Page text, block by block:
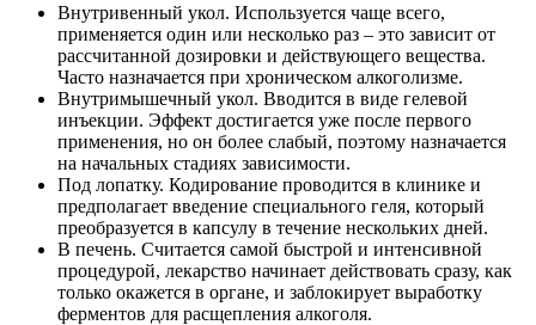
Внутривенный укол. Используется чаще всего,
применяется один или несколько раз – это зависит от
рассчитанной дозировки и действующего вещества.
Часто назначается при хроническом алкоголизме.
Внутримышечный укол. Вводится в виде гелевой
инъекции. Эффект достигается уже после первого
применения, но он более слабый, поэтому назначается
на начальных стадиях зависимости.
Под лопатку. Кодирование проводится в клинике и
предполагает введение специального геля, который
преобразуется в капсулу в течение нескольких дней.
В печень. Считается самой быстрой и интенсивной
процедурой, лекарство начинает действовать сразу, как
только окажется в органе, и заблокирует выработку
ферментов для расщепления алкоголя.